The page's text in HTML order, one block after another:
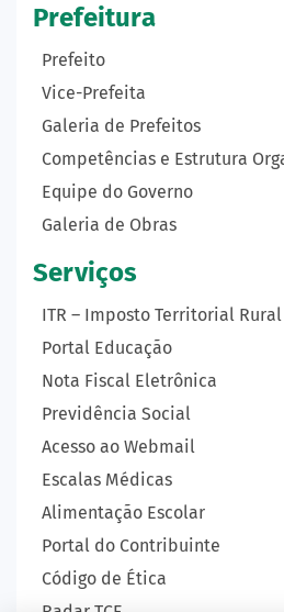
Prefeitura
Prefeito
Vice-Prefeita
Galeria de Prefeitos
Competências e Estrutura
Equipe do Governo
Galeria de Obras
Serviços
ITR – Imposto Territorial Rural
Portal Educação
Nota Fiscal Eletrônica
Previdência Social
Acesso ao Webmail
Escalas Médicas
Alimentação Escolar
Portal do Contribuinte
Código de Ética